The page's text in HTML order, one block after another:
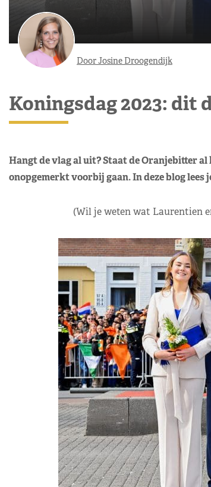
Door Josine Droogendijk
Koningsdag 2023: dit
Hangt de vlag al uit? Staat de Oranjebitter
onopgemerkt voorbij gaan. In deze blog lees
(Wil je weten wat Laurentien